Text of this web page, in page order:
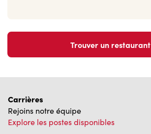
Trouver un restaurant
Carrières
Rejoins notre équipe
Explore les postes disponibles